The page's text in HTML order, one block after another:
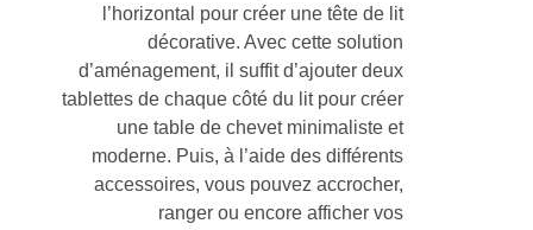
l’horizontal pour créer une tête de lit
décorative. Avec cette solution
d’aménagement, il suffit d’ajouter deux
tablettes de chaque côté du lit pour créer
une table de chevet minimaliste et
moderne. Puis, à l’aide des différents
accessoires, vous pouvez accrocher,
ranger ou encore afficher vos